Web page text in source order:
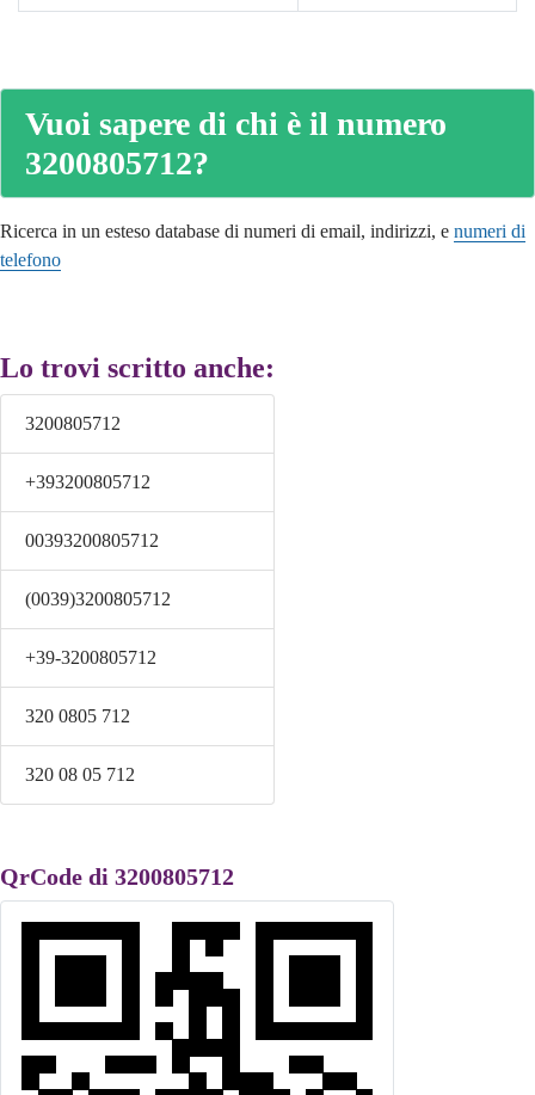
Vuoi sapere di chi è il numero
3200805712?
Ricerca in un esteso database di numeri di email, indirizzi, e numeri di
telefono
Lo trovi scritto anche:
3200805712
+393200805712
00393200805712
(0039)3200805712
+39-3200805712
320 0805 712
320 08 05 712
QrCode di 3200805712